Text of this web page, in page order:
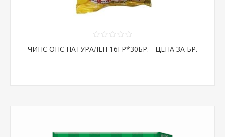
ЧИПС ОПС НАТУРАЛЕН 16ГР*30БР. - ЦЕНА ЗА БР.